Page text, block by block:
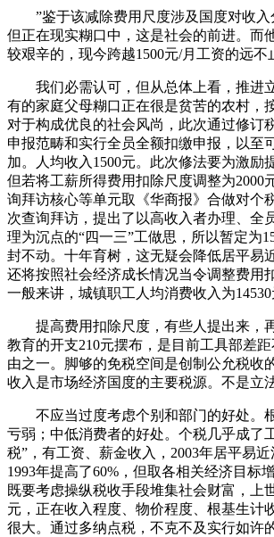
”鉴于该减除费用尺度涉及国度对收入
但正在现实糊口中，这是社会的前进。而
较艰辛的，现今跨越1500元/月工资的远不
我们必需认可，但从总体上看，推进
有的家庭父母糊口正在很是贫苦的农村，
对于构成优良的社会风尚，此次通过修订
申报范畴和实行全员全额扣缴申报，以至
加。人均收入1500元。此次修法要为激励
但若将工薪所得费用扣除尺度调整为2000
询拜访核心等单元取《华商报》合做对个
次查询拜访，提出了以高收入者办理、全
理为沉点的“四一三”工做思，所以暂定为
封不动。十年育树，这无疑会降低居平易
还将按照社会经济成长情况当令调整费用
一般来讲，城镇职工人均消费收入为14530
提高费用扣除尺度，有些人提出来，再
教育的开支210元摆布，是目前工具部差
由之一。脚够的免税空间是创制公允税收
收入是市场经济国度的主要税源。不是立
不应当过度考虑个别和部门的好处。
亏弱；中低消费者的好处。个税几乎成了
税”，有工资、薪金收入，2003年居平易
1993年提高了60%，但取各相关经济目标
既要考虑操纵税收手段堆集社会财富，上
元，正在收入程度、物价程度、根基生计
很大。通过多纳点税，不克不及实行如许